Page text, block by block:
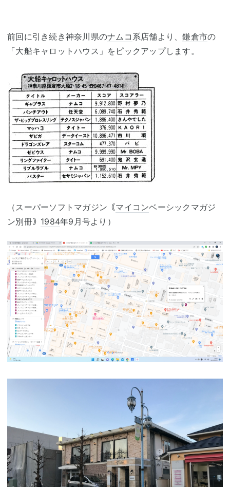
前回に引き続き神奈川県のナムコ 系店舗より、鎌倉市の
「大船キャロットハウス」をピックアップします。
（スーパーソフトマガジン｟マイコンベーシックマガジ
ン別冊｠ 1984年9月号より）